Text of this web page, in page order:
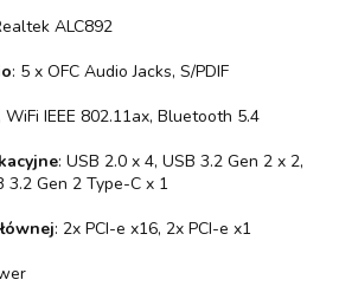
ALC892
: 5 x OFC Audio Jacks, S/PDIF
WiFi IEEE 802.11ax, Bluetooth 5.4
: USB 2.0 x 4, USB 3.2 Gen 2 x 2,
3.2 Gen 2 Type-C x 1
: 2x PCI-e x16, 2x PCI-e x1